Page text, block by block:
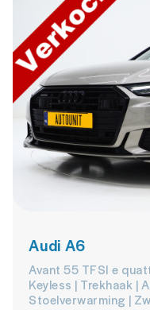
Audi A6
Avant 55 TFSI e
Keyless | Trekhaak |
Stoelverwarming |